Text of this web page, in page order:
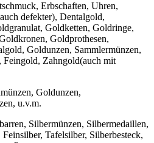
Erbschaften, Uhren,
defekter), Dentalgold,
Goldketten, Goldringe,
Goldprothesen,
Goldunzen, Sammlermünzen,
Feingold, Zahngold(auch mit
Goldunzen,
u.v.m.
Silbermünzen, Silbermedaillen,
Tafelsilber, Silberbesteck,